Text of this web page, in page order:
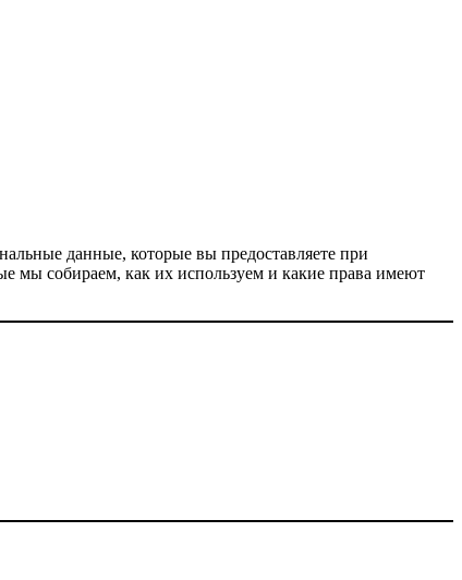
данные, которые вы предоставляете при
мы собираем, как их используем и какие права имеют